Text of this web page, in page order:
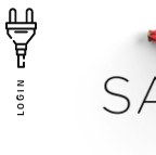
LOGIN